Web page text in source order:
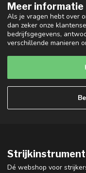
Meer informatie
Als je vragen hebt over
dan zeker onze
bedrijfsgegevens,
verschillende manieren
Dé webshop voor